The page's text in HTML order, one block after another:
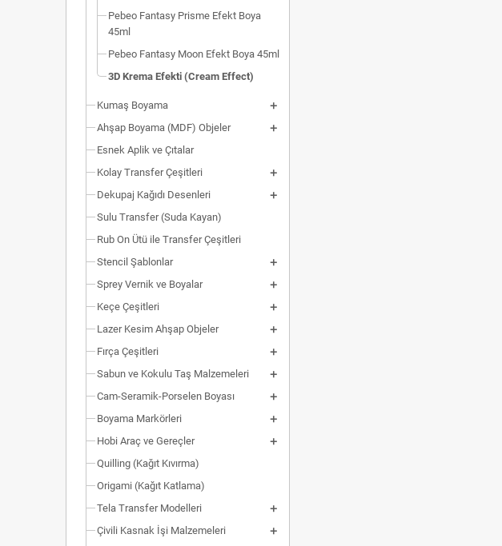
Pebeo Fantasy Prisme Efekt Boya
45ml
Pebeo Fantasy Moon Efekt Boya 45ml
3D Krema Efekti (Cream Effect)
Kumaş Boyama
Ahşap Boyama (MDF) Objeler
Esnek Aplik ve Çıtalar
Kolay Transfer Çeşitleri
Dekupaj Kağıdı Desenleri
Sulu Transfer (Suda Kayan)
Rub On Ütü ile Transfer Çeşitleri
Stencil Şablonlar
Sprey Vernik ve Boyalar
Keçe Çeşitleri
Lazer Kesim Ahşap Objeler
Fırça Çeşitleri
Sabun ve Kokulu Taş Malzemeleri
Cam-Seramik-Porselen Boyası
Boyama Markörleri
Hobi Araç ve Gereçler
Quilling (Kağıt Kıvırma)
Origami (Kağıt Katlama)
Tela Transfer Modelleri
Çivili Kasnak İşi Malzemeleri